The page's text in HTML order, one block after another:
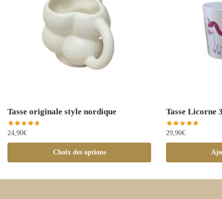
Tasse originale style nordique
24,90€
Choix des options
Tasse Licorne
29,90€